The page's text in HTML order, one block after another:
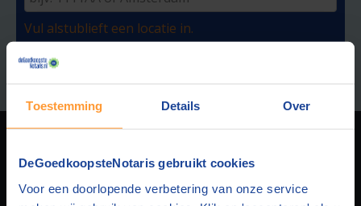
Toestemming Details Over
DeGoedkoopsteNotaris gebruikt cookies
Voor een doorlopende verbetering van onze service
Vul alstublieft een locatie in.
Afstand:
Over ons
HUIS & HYPOTHEEK